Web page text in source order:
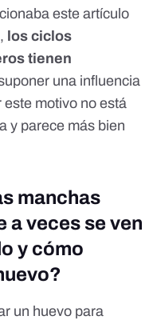
este artículo
, los ciclos
tienen
una influencia
motivo no está
y parece más bien
manchas
a veces se ven
y cómo
un huevo para